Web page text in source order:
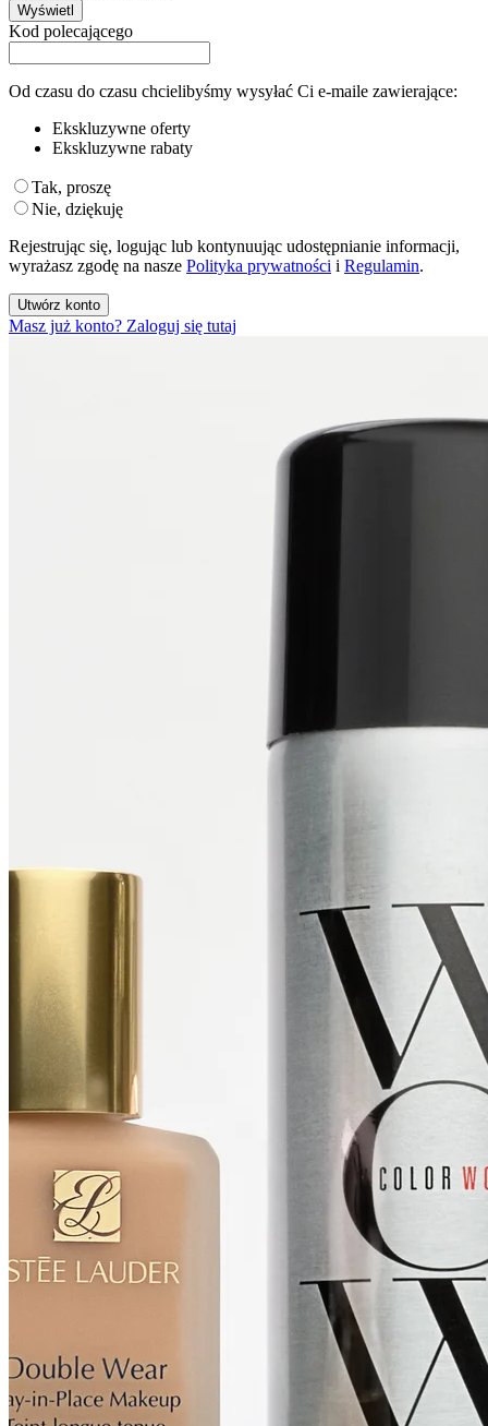
Wyświetl
Kod polecającego
Od czasu do czasu chcielibyśmy wysyłać Ci e-maile zawierające:
Ekskluzywne oferty
Ekskluzywne rabaty
Tak, proszę
Nie, dziękuję
Rejestrując się, logując lub kontynuując udostępnianie informacji,
wyrażasz zgodę na nasze Polityka prywatności i Regulamin.
Utwórz konto
Masz już konto? Zaloguj się tutaj